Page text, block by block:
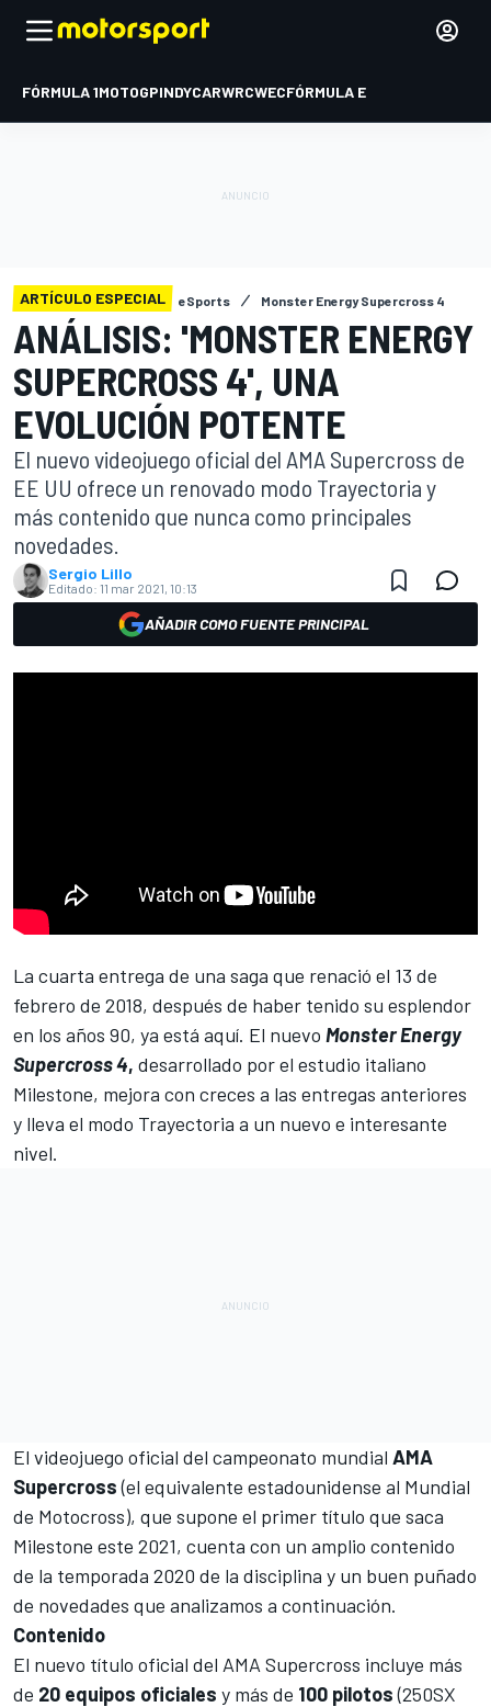
FÓRMULA 1MOTOGPINDYCARWRCWECFÓRMULA E
ARTÍCULO ESPECIAL eSports Monster Energy Supercross 4
ANÁLISIS: 'MONSTER ENERGY
SUPERCROSS 4', UNA
EVOLUCIÓN POTENTE
El nuevo videojuego oficial del AMA Supercross de
EE UU ofrece un renovado modo Trayectoria y
más contenido que nunca como principales
novedades.
Sergio Lillo
Editado: 11 mar 2021, 10:13
AÑADIR COMO FUENTE PRINCIPAL
La cuarta entrega de una saga que renació el 13 de
febrero de 2018, después de haber tenido su esplendor
en los años 90, ya está aquí. El nuevo Monster Energy
Supercross 4, desarrollado por el estudio italiano
Milestone, mejora con creces a las entregas anteriores
y lleva el modo Trayectoria a un nuevo e interesante
nivel.
El videojuego oficial del campeonato mundial AMA
Supercross(el equivalente estadounidense al Mundial
de Motocross), que supone el primer título que saca
Milestone este 2021, cuenta con un amplio contenido
de la temporada 2020 de la disciplina y un buen puñado
de novedades que analizamos a continuación.
Contenido
El nuevo título oficial del AMA Supercross incluye más
de 20 equipos oficiales y más de 100 pilotos(250SX